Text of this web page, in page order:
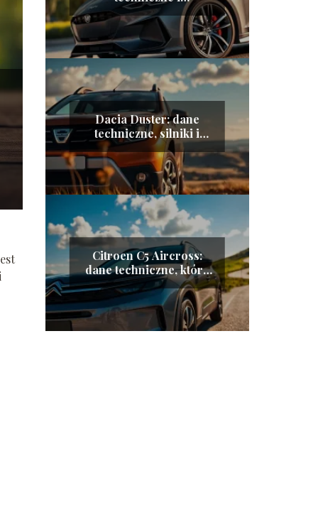
charakterystyka
pojazdu
Dacia Duster: dane
techniczne, silniki i
zużycie paliwa
Citroen C5 Aircross:
dane techniczne, które
musisz znać